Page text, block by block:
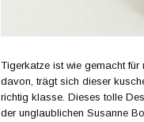
Tigerkatze ist wie gemacht
davon, trägt sich dieser
richtig klasse. Dieses tolle
der unglaublichen Susanne